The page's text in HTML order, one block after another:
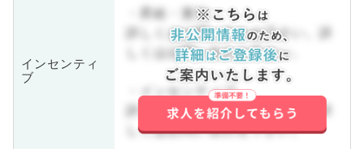
インセンティ
ブ
・昇給・賞与
詳しくはお問い合わせ下さい。詳
しくはお問い合わせ下さい。
・インセンティブ
詳しくはお問い合わせ下さい。詳
しくはお問い合わせ下さい。